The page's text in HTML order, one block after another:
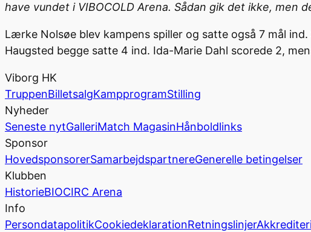
have vundet i VIBOCOLD Arena. Sådan gik det ikke,
Lærke Nolsøe blev kampens spiller og satte også 7 mål
Haugsted begge satte 4 ind. Ida-Marie Dahl scorede 2,
Viborg HK
TruppenBilletsalgKampprogramStilling
Nyheder
Seneste nytGalleriMatch MagasinHånboldlinks
Sponsor
HovedsponsorerSamarbejdspartnereGenerelle betingelser
Klubben
HistorieBIOCIRC Arena
Info
PersondatapolitikCookiedeklarationRetningslinjer